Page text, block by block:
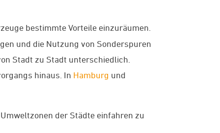
bestimmte Vorteile einzuräumen.
und die Nutzung von Sonderspuren
Stadt zu Stadt unterschiedlich.
hinaus. In Hamburg und
der Städte einfahren zu